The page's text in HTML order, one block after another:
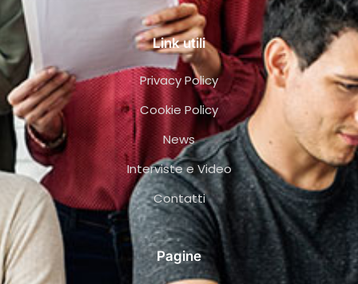
Link utili
Privacy Policy
Cookie Policy
News
Interviste e Video
Contatti
Pagine